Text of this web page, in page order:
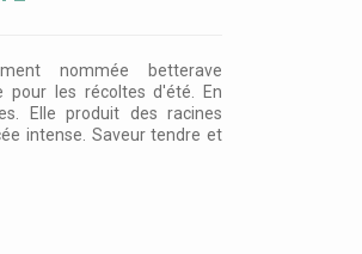
nommée betterave
pour les récoltes d'été. En
Elleproduit des racines
intense. Saveur tendre et